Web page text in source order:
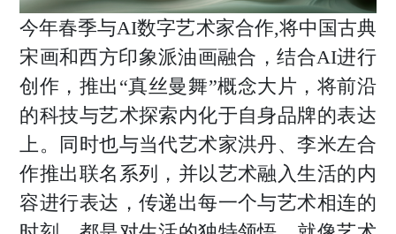
今年春季与AI数字艺术家合作,将中国古典
宋画和西方印象派油画融合，结合AI进行
创作，推出“真丝曼舞”概念大片，将前沿
的科技与艺术探索内化于自身品牌的表达
上。同时也与当代艺术家洪丹、李米左合
作推出联名系列，并以艺术融入生活的内
容进行表达，传递出每一个与艺术相连的